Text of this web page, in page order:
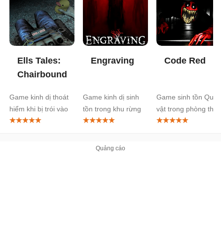
Ells Tales:
Chairbound
Game kinh dị thoát
hiểm khi bị trói vào
ghế xoay
Engraving
Game kinh dị sinh
tồn trong khu rừng
bị nguyền rủa
Code Red
Game sinh tồn Quái
vật trong phòng thí
nghiệm